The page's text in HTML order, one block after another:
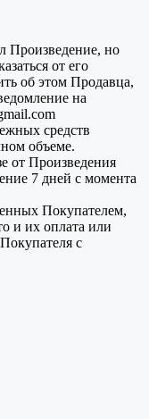
Произведение, но
от его
об этом Продавца,
на
средств
объеме.
от Произведения
7 дней с момента
Покупателем,
и их оплата или
с